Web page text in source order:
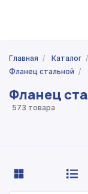
Главная / Каталог /
Фланец стальной /
Фланец
573 товара